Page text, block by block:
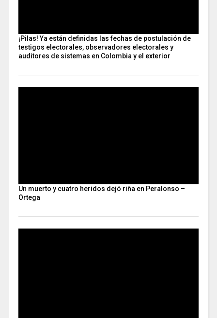
¡Pilas! Ya están definidas las fechas de postulación de
testigos electorales, observadores electorales y
auditores de sistemas en Colombia y el exterior
Un muerto y cuatro heridos dejó riña en Peralonso –
Ortega